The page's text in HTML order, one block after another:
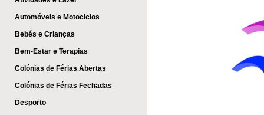
Automóveis e Motociclos
Bebés e Crianças
Bem-Estar e Terapias
Colónias de Férias Abertas
Colónias de Férias Fechadas
Desporto